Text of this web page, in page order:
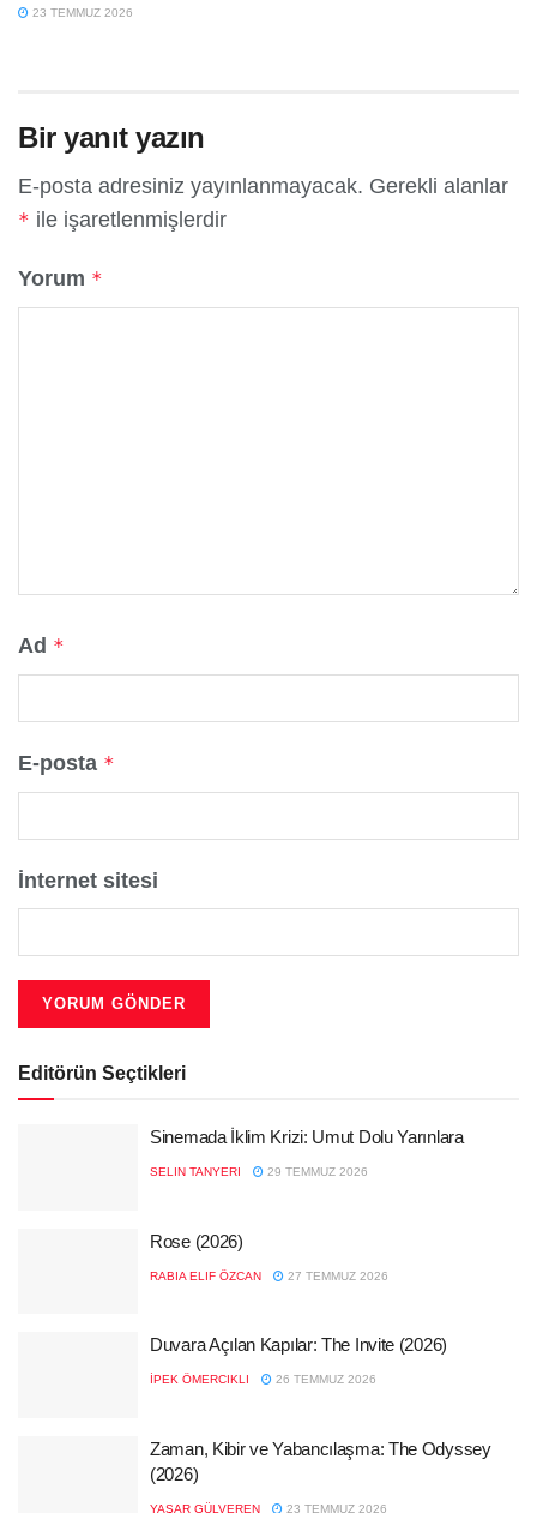
23 TEMMUZ 2026
Bir yanıt yazın
E-posta adresiniz yayınlanmayacak. Gerekli alanlar
* ile işaretlenmişlerdir
Yorum *
Ad *
E-posta *
İnternet sitesi
Editörün Seçtikleri
Sinemada İklim Krizi: Umut Dolu Yarınlara
SELIN TANYERI 29 TEMMUZ 2026
Rose (2026)
RABIA ELIF ÖZCAN 27 TEMMUZ 2026
Duvara Açılan Kapılar: The Invite (2026)
İPEK ÖMERCIKLI 26 TEMMUZ 2026
Zaman, Kibir ve Yabancılaşma: The Odyssey
(2026)
YAŞAR GÜLVEREN 23 TEMMUZ 2026